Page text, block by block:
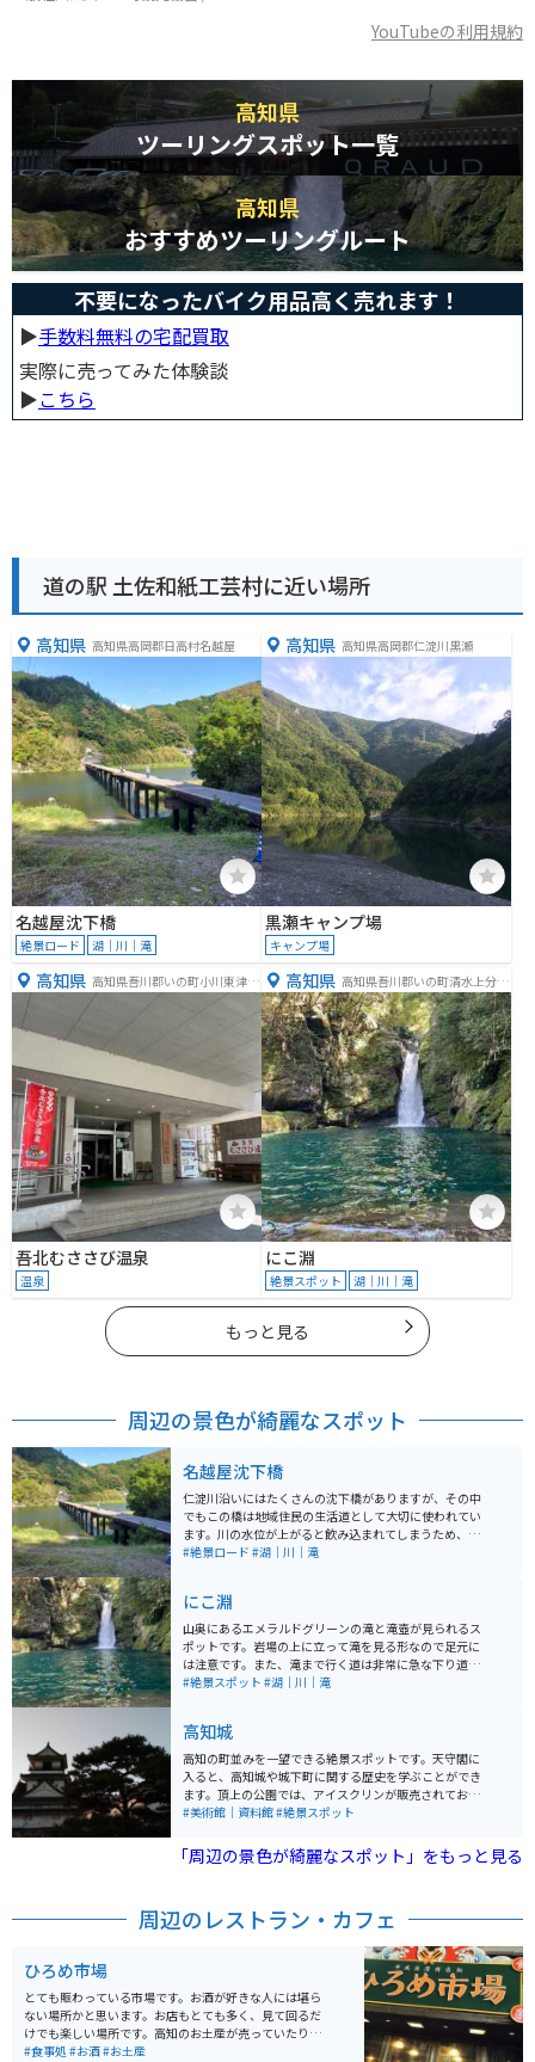
YouTubeの利用規約
高知県
ツーリングスポット一覧
高知県
おすすめツーリングルート
不要になったバイク用品高く売れます！
▶︎手数料無料の宅配買取
実際に売ってみた体験談
▶︎こちら
道の駅 土佐和紙工芸村に近い場所
高知県 高知県高岡郡日高村名越屋
名越屋沈下橋
絶景ロード 湖｜川｜滝
高知県 高知県高岡郡仁淀川黒瀬
黒瀬キャンプ場
キャンプ場
高知県 高知県吾川郡いの町小川東津賀
吾北むささび温泉
温泉
高知県 高知県吾川郡いの町清水上分２
９７６−１１
にこ淵
絶景スポット 湖｜川｜滝
もっと見る
周辺の景色が綺麗なスポット
名越屋沈下橋
仁淀川沿いにはたくさんの沈下橋がありますが、その中
でもこの橋は地域住民の生活道として大切に使われてい
ます。川の水位が上がると飲み込まれてしまうため、車
やバイクでの通行には注意が必要です。万が一の場合に
#絶景ロード #湖｜川｜滝
にこ淵
山奥にあるエメラルドグリーンの滝と滝壺が見られるス
ポットです。岩場の上に立って滝を見る形なので足元に
は注意です。また、滝まで行く道は非常に急な下り道で
山の斜面を下るような場所なので、小さい子供や足が悪
#絶景スポット #湖｜川｜滝
高知城
高知の町並みを一望できる絶景スポットです。天守閣に
入ると、高知城や城下町に関する歴史を学ぶことができ
ます。頂上の公園では、アイスクリンが販売されてお
り、昔ながらの味を味わうことができます。 また、レト
桜も楽しめます。近くのひろめ市場では、絶品のカツオ
のたたきを食べることができます。
#美術館｜資料館#絶景スポット
「周辺の景色が綺麗なスポット」をもっと見る
周辺のレストラン・カフェ
ひろめ市場
とても賑わっている市場です。お酒が好きな人には堪ら
ない場所かと思います。お店もとても多く、見て回るだ
けでも楽しい場所です。高知のお土産が売っていたり、
店によっては持ち帰りもできるので、コロナ禍でも安心
#食事処 #お酒#お土産